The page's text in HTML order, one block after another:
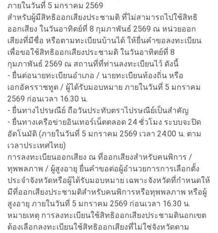
ภายในวันที่ 5 มกราคม 2569
สำหรับผู้มีสิทธิออกเสียงประชามติ ที่ไม่สามารถไปใช้สิทธิ
ออกเสียง ในวันอาทิตย์ที่ 8 กุมภาพันธ์ 2569 ณ หน่วยออก
เสียงที่มีชื่อ หรือตามทะเบียนบ้านได้ ให้ยื่นคำขอลงทะเบียน
เพื่อขอใช้สิทธิออกเสียงประชามติ ในวันอาทิตย์ที่ 8
กุมภาพันธ์ 2569 ณ สถานที่ที่ท่านลงทะเบียนไว้ ดังนี้
- ยื่นต่อนายทะเบียนอำเภอ / นายทะเบียนท้องถิ่น หรือ
เอกอัครราชทูต / ผู้ได้รับมอบหมาย ภายในวันที่ 5 มกราคม
2569 ก่อนเวลา 16.30 น.
- ยื่นทางไปรษณีย์ ถือวันประทับตราไปรษณีย์เป็นสำคัญ
- ยื่นทางเครือข่ายอินเทอร์เน็ตตลอด 24 ชั่วโมง ระบบจะปิด
อัตโนมัติ (ภายในวันที่ 5 มกราคม 2569 เวลา 24.00 น. ตาม
เวลาประเทศไทย)
การลงทะเบียนออกเสียง ณ ที่ออกเสียงสำหรับคนพิการ /
ทุพพลภาพ / ผู้สูงอายุ ยื่นคำขอต่อผู้อำนวยการการเลือกตั้ง
ประจำจังหวัดหรือผู้ได้รับมอบหมาย เฉพาะจังหวัดที่กำหนดให้
มีที่ออกเสียงประชามติสำหรับคนพิการหรือทุพพลภาพ หรือผู้
สูงอายุ ภายในวันที่ 5 มกราคม 2569 ก่อนเวลา 16.30 น.
หมายเหตุ การลงทะเบียนใช้สิทธิออกเสียงประชามตินอกเขต
ต้องเลือกลงทะเบียนใช้สิทธิออกเสียงที่ไม่ใช่จังหวัดตาม